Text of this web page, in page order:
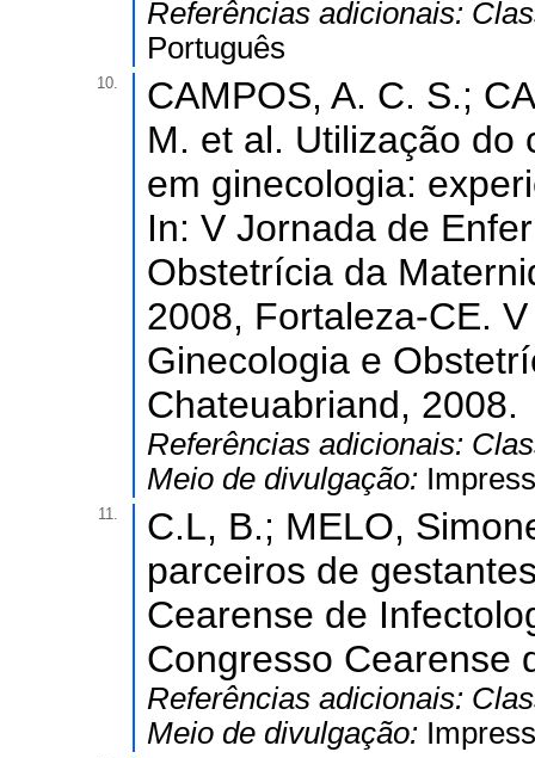
Referências adicionais:
Português
10.
CAMPOS, A. C. S.;
M. et al. Utilização do
em ginecologia:
In: V Jornada de
Obstetrícia da
2008, Fortaleza-CE.
Ginecologia e
Chateuabriand, 2008.
Referências adicionais:
Meio de divulgação:
11.
C.L, B.; MELO,
parceiros de
Cearense de
Congresso Cearense
Referências adicionais:
Meio de divulgação: